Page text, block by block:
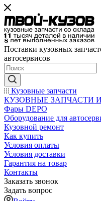
Поставки кузовных
автосервисов
Кузовные запчасти
КУЗОВНЫЕ ЗАПЧАСТИ
Фары DEPO
Оборудование для
Кузовной ремонт
Как купить
Условия оплаты
Условия доставки
Гарантия на товар
Контакты
Заказать звонок
Задать вопрос